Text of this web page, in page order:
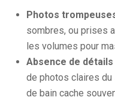
Photos
sombres, ou prises
les volumes pour
Absence de détails
de photos claires du
de bain cache